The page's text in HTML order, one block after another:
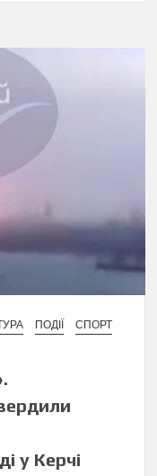
ПОДІЇ
СПОРТ
у Керчі